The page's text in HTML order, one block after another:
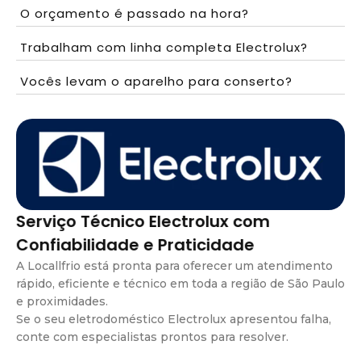
O orçamento é passado na hora?
Trabalham com linha completa Electrolux?
Vocês levam o aparelho para conserto?
Serviço Técnico Electrolux com
Confiabilidade e Praticidade
A Locallfrio está pronta para oferecer um atendimento
rápido, eficiente e técnico em toda a região de São Paulo
e proximidades.
Se o seu eletrodoméstico Electrolux apresentou falha,
conte com especialistas prontos para resolver.